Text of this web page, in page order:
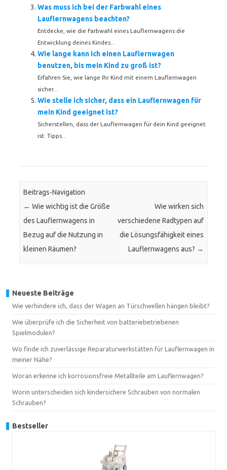
Was muss ich bei der Farbwahl eines
Lauflernwagens beachten?
Entdecke, wie die Farbwahl eines Lauflernwagens die
Entwicklung deines Kindes...
Wie lange kann ich einen Lauflernwagen
benutzen, bis mein Kind zu groß ist?
Erfahren Sie, wie lange Ihr Kind mit einem Lauflernwagen
sicher...
Wie stelle ich sicher, dass ein Lauflernwagen für
mein Kind geeignet ist?
Sicherstellen, dass der Lauflernwagen für dein Kind geeignet
ist: Tipps...
Beitrags-Navigation
← Wie wichtig ist die Größe
des Lauflernwagens in
Bezug auf die Nutzung in
kleinen Räumen?
Wie wirken sich
verschiedene Radtypen auf
die Lösungsfähigkeit eines
Lauflernwagens aus? →
Neueste Beiträge
Wie verhindere ich, dass der Wagen an Türschwellen hängen bleibt?
Wie überprüfe ich die Sicherheit von batteriebetriebenen
Spielmodulen?
Wo finde ich zuverlässige Reparaturwerkstätten für Lauflernwagen in
meiner Nähe?
Woran erkenne ich korrosionsfreie Metallteile am Lauflernwagen?
Worin unterscheiden sich kindersichere Schrauben von normalen
Schrauben?
Bestseller